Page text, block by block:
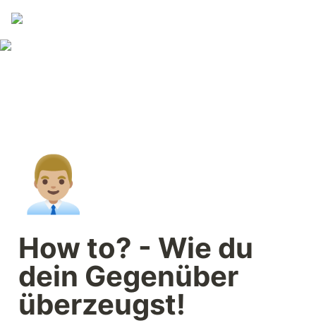
👨🏼‍💼
How to? - Wie du
dein Gegenüber
überzeugst!